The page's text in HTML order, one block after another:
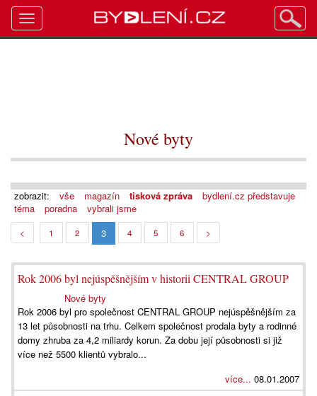
Nové byty
zobrazit: vše magazín tisková zpráva
bydlení.cz představuje
téma
poradna vybrali jsme
< 1 2 3 4 5 6 >
Rok 2006 byl nejúspěšnějším v historii CENTRAL GROUP
Nové byty
Rok 2006 byl pro společnost CENTRAL GROUP nejúspěšnějším za
13 let působnosti na trhu. Celkem společnost prodala byty a rodinné
domy zhruba za 4,2 miliardy korun. Za dobu její působnosti si již
více než 5500 klientů vybralo...
více... 08.01.2007
Toggle
navigation